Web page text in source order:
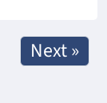
Next »